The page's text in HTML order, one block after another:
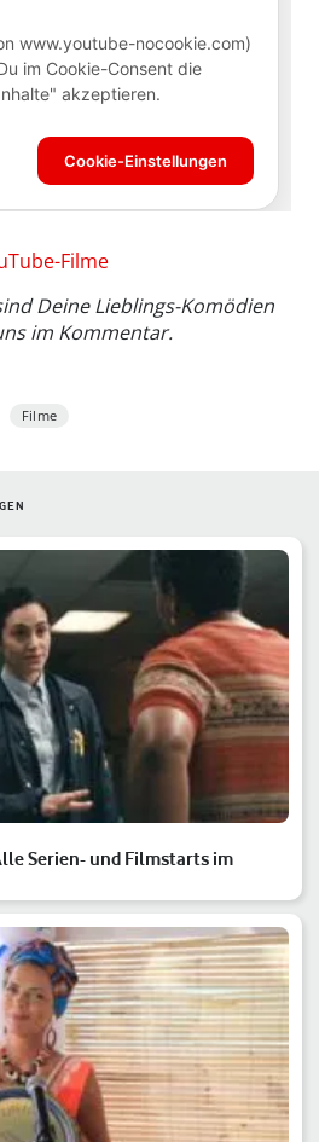
Filme
Deine Lieblings-Komödien
im Kommentar.
Filme
Serien- und Filmstarts im